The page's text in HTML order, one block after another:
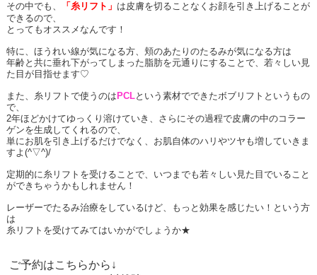
その中でも、
「糸リフト」 は皮膚を切ることなくお顔を引き上げることが
できるので、
とってもオススメなんです！
特に、ほうれい線が気になる方、頬のあたりのたるみが気になる方は
年齢と共に垂れ下がってしまった脂肪を元通りにすることで、若々しい見
た目が目指せます♡
また、糸リフトで使うのは PCLという素材でできたボブリフトというもの
で、
2年ほどかけてゆっくり溶けていき、さらにその過程で皮膚の中のコラー
ゲンを生成してくれるので、
単にお肌を引き上げるだけでなく、お肌自体のハリやツヤも増していきま
すよ (^▽^)/
定期的に糸リフトを受けることで、いつまでも若々しい見た目でいること
ができちゃうかもしれません！
レーザーでたるみ治療をしているけど、もっと効果を感じたい！という方
は
糸リフトを受けてみてはいかがでしょうか★
ご予約はこちらから↓